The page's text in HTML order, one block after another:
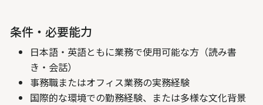
条件・必要能力
日本語・英語ともに業務で使用可能な方（読み書
き・会話）
事務職またはオフィス業務の実務経験
国際的な環境での勤務経験、または多様な文化背景